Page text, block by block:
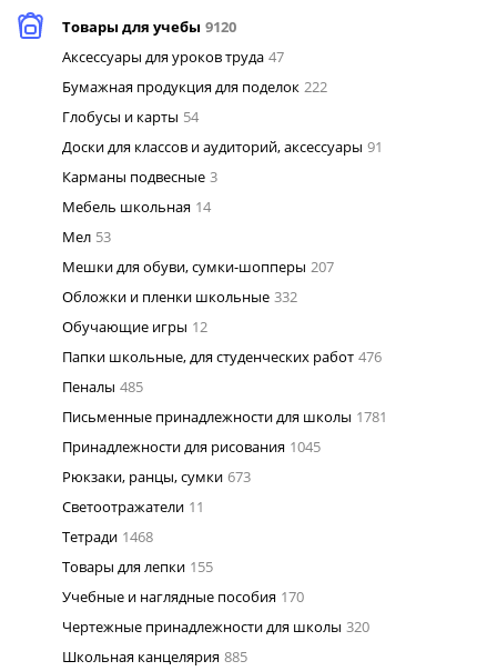
Товары для учебы 9120
Аксессуары для уроков труда 47
Бумажная продукция для поделок 222
Глобусы и карты 54
Доски для классов и аудиторий, аксессуары 91
Карманы подвесные 3
Мебель школьная 14
Мел 53
Мешки для обуви, сумки-шопперы 207
Обложки и пленки школьные 332
Обучающие игры 12
Папки школьные, для студенческих работ 476
Пеналы 485
Письменные принадлежности для школы 1781
Принадлежности для рисования 1045
Рюкзаки, ранцы, сумки 673
Светоотражатели 11
Тетради 1468
Товары для лепки 155
Учебные и наглядные пособия 170
Чертежные принадлежности для школы 320
Школьная канцелярия 885